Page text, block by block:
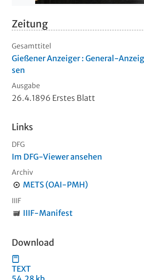
Zeitung
Gesamttitel
Gießener Anzeiger : General-
sen
Ausgabe
26.4.1896 Erstes Blatt
Links
DFG
Im DFG-Viewer ansehen
Archiv
METS (OAI-PMH)
IIIF
IIIF-Manifest
Download
TEXT